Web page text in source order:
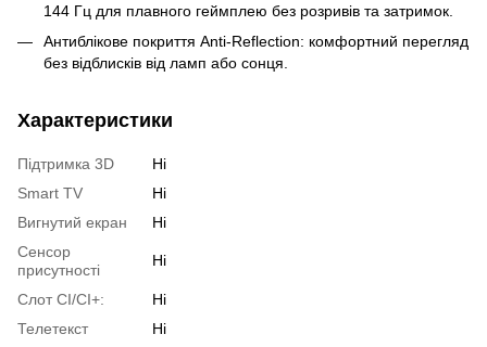
144 Гц для плавного геймплею без розривів та затримок.
Антиблікове покриття Anti-Reflection: комфортний перегляд
без відблисків від ламп або сонця.
Характеристики
Підтримка 3D
Ні
Smart TV
Ні
Вигнутий екран
Ні
Сенсор
присутності
Ні
Слот CI/CI+:
Ні
Телетекст
Ні